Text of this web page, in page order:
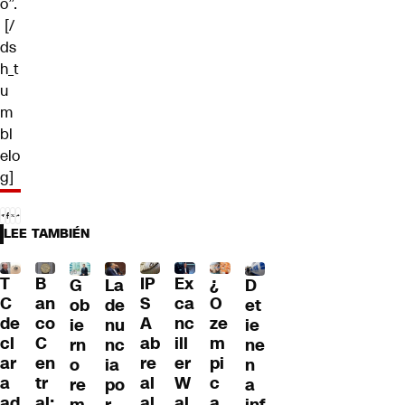
[/
ds
h_t
u
m
bl
elo
g]
LEE TAMBIÉN
T
C
de
cl
ar
a
B
an
co
C
en
tr
G
ob
ie
rn
o
re
La
de
nu
nc
ia
po
IP
S
A
ab
re
al
Ex
ca
nc
ill
er
W
¿
O
ze
m
pi
c
D
et
ie
ne
n
a